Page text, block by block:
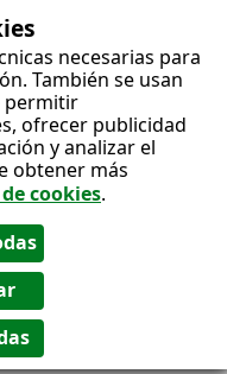
necesarias para
También se usan
permitir
ofrecer publicidad
y analizar el
obtener más
cookies.